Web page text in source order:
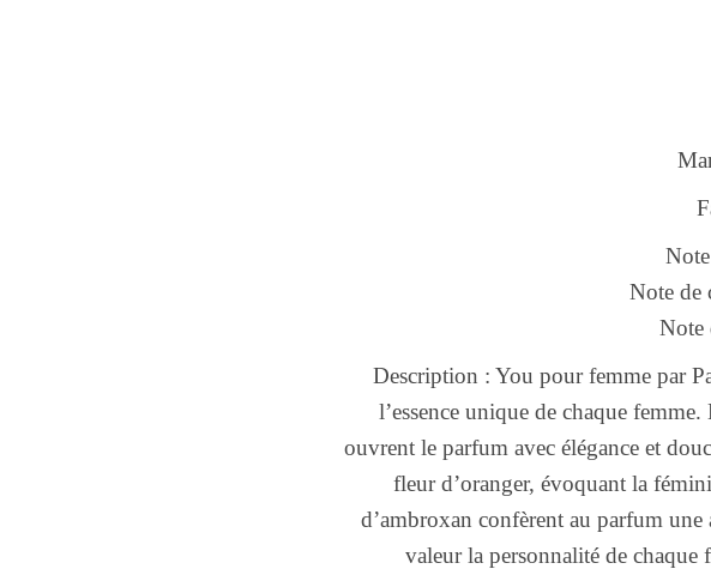
Note de
Note
Description : You pour femme par
l’essence unique de chaque
ouvrent le parfum avec élégance et
fleur d’oranger, évoquant la
d’ambroxan confèrent au parfum
valeur la personnalité de chaque